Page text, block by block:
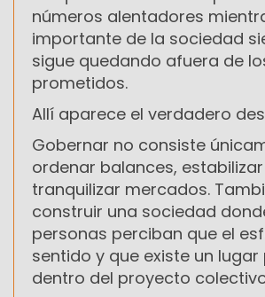
números alentadores
importante de la sociedad
sigue quedando afuera de
prometidos.
Allí aparece el verdadero
Gobernar no consiste
ordenar balances,
tranquilizar mercados.
construir una sociedad
personas perciban que el
sentido y que existe un lugar
dentro del proyecto